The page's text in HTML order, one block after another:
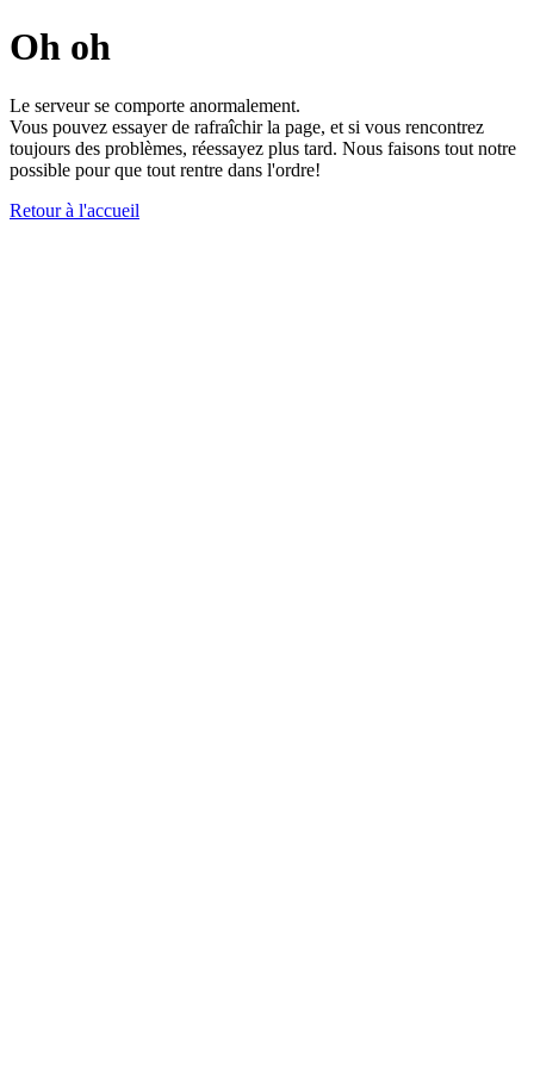
Oh oh
Le serveur se comporte anormalement.
Vous pouvez essayer de rafraîchir la page, et si vous rencontrez
toujours des problèmes, réessayez plus tard. Nous faisons tout notre
possible pour que tout rentre dans l'ordre!
Retour à l'accueil